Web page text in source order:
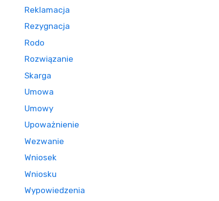
Reklamacja
Rezygnacja
Rodo
Rozwiązanie
Skarga
Umowa
Umowy
Upoważnienie
Wezwanie
Wniosek
Wniosku
Wypowiedzenia